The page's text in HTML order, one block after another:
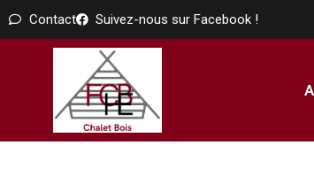
Contact Suivez-nous sur Facebook !